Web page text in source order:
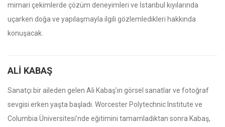
mimari çekimlerde çözüm deneyimleri ve İstanbul kıyılarında
uçarken doğa ve yapılaşmayla ilgili gözlemledikleri hakkında
konuşacak.
ALI KABAŞ
Sanatçı bir aileden gelen Ali Kabaş’ın görsel sanatlar ve fotoğraf
sevgisi erken yaşta başladı. Worcester Polytechnic Institute ve
Columbia Üniversitesi’nde eğitimini tamamladıktan sonra Kabaş,